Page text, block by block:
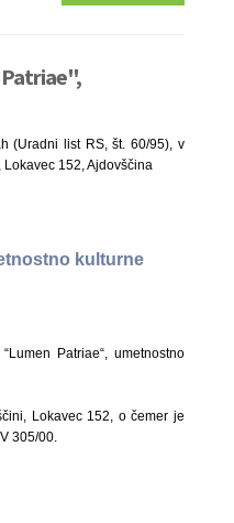
(Uradni list RS, št. 60/95), v
152, Ajdovščina
kulturne
Patriae“, umetnostno
Lokavec 152, o čemer je
305/00.